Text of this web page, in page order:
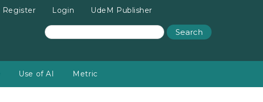
Register Login UdeM Publisher
Use of AI Metric
Search